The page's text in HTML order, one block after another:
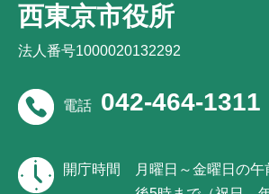
西東京市役所
法人番号1000020132292
電話 042-464-1311
開庁時間
月曜日～金曜日の